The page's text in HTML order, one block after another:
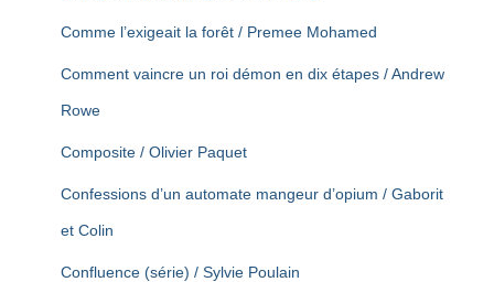
Comme l’exigeait la forêt / Premee Mohamed
Comment vaincre un roi démon en dix étapes / Andrew
Rowe
Composite / Olivier Paquet
Confessions d’un automate mangeur d’opium / Gaborit
et Colin
Confluence (série) / Sylvie Poulain